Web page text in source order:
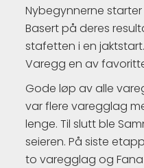
Nybegynnerne
Basert på deres
stafetten i en
Varegg en av
Gode løp av alle
var flere varegglag
lenge. Til slutt ble
seieren. På siste
to varegglag og Fana